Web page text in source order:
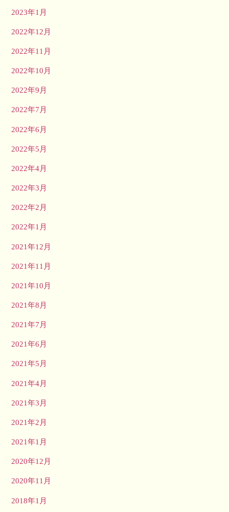
2023年1月
2022年12月
2022年11月
2022年10月
2022年9月
2022年7月
2022年6月
2022年5月
2022年4月
2022年3月
2022年2月
2022年1月
2021年12月
2021年11月
2021年10月
2021年8月
2021年7月
2021年6月
2021年5月
2021年4月
2021年3月
2021年2月
2021年1月
2020年12月
2020年11月
2018年1月